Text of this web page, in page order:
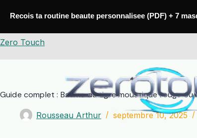
Zero Touch
Guide complet : Baume du tigre moustique rouge
Rousseau Arthur septembre 10, 2025
Recois ta routine beaute personnalisee (PDF) + 7